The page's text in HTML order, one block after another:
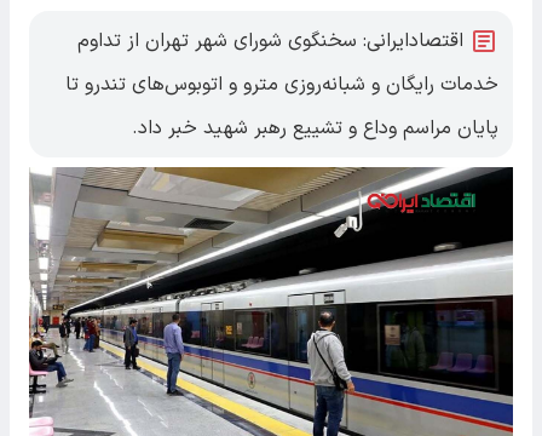
اقتصادایرانی: سخنگوی شورای شهر تهران از تداوم
خدمات رایگان و شبانه‌روزی مترو و اتوبوس‌های تندرو تا
پایان مراسم وداع و تشییع رهبر شهید خبر داد.